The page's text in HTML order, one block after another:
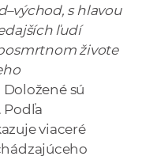
s hlavou
ľudí
živote
sú
Podľa
viaceré